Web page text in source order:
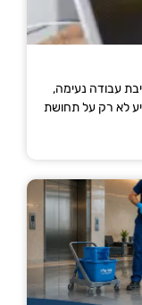
עבודה נעימה,
לא רק על תחושת